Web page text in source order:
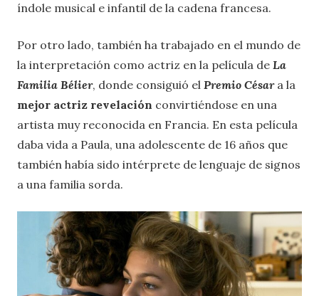
índole musical e infantil de la cadena francesa.
Por otro lado, también ha trabajado en el mundo de
la interpretación como actriz en la película de La
Familia Bélier, donde consiguió el Premio Césara la
mejor actriz revelación convirtiéndose en una
artista muy reconocida en Francia. En esta película
daba vida a Paula, una adolescente de 16 años que
también había sido intérprete de lenguaje de signos
a una familia sorda.